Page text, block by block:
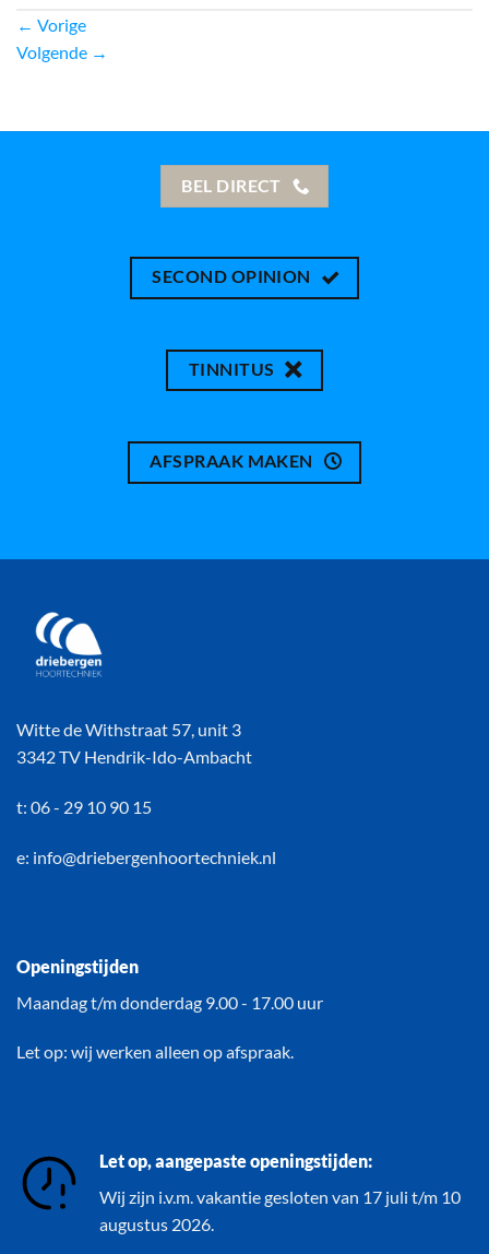
← Vorige
Volgende →
BEL DIRECT
SECOND OPINION
TINNITUS
AFSPRAAK MAKEN
Witte de Withstraat 57, unit 3
3342 TV Hendrik-Ido-Ambacht
t: 06 - 29 10 90 15
e: info@driebergenhoortechniek.nl
Openingstijden
Maandag t/m donderdag 9.00 - 17.00 uur
Let op: wij werken alleen op afspraak.
Let op, aangepaste openingstijden:
Wij zijn i.v.m. vakantie gesloten van 17 juli t/m 10
augustus 2026.